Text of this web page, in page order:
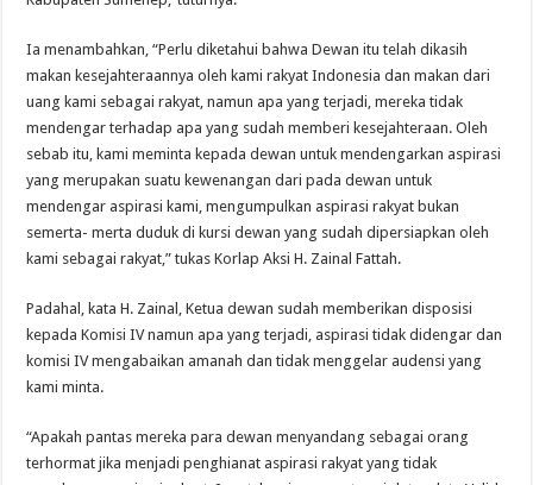
Ia menambahkan, “Perlu diketahui bahwa Dewan itu telah dikasih
makan kesejahteraannya oleh kami rakyat Indonesia dan makan dari
uang kami sebagai rakyat, namun apa yang terjadi, mereka tidak
mendengar terhadap apa yang sudah memberi kesejahteraan. Oleh
sebab itu, kami meminta kepada dewan untuk mendengarkan aspirasi
yang merupakan suatu kewenangan dari pada dewan untuk
mendengar aspirasi kami, mengumpulkan aspirasi rakyat bukan
semerta- merta duduk di kursi dewan yang sudah dipersiapkan oleh
kami sebagai rakyat,” tukas Korlap Aksi H. Zainal Fattah.
Padahal, kata H. Zainal, Ketua dewan sudah memberikan disposisi
kepada Komisi IV namun apa yang terjadi, aspirasi tidak didengar dan
komisi IV mengabaikan amanah dan tidak menggelar audensi yang
kami minta.
“Apakah pantas mereka para dewan menyandang sebagai orang
terhormat jika menjadi penghianat aspirasi rakyat yang tidak